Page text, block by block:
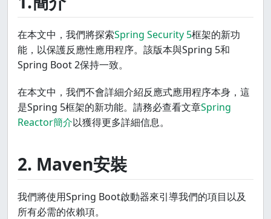
在本文中，我們將探索Spring Security 5框架的新功
能，以保護反應性應用程序。該版本與Spring 5和
Spring Boot 2保持一致。
在本文中，我們不會詳細介紹反應式應用程序本身，這
是Spring 5框架的新功能。請務必查看文章Spring
Reactor簡介以獲得更多詳細信息。
2. Maven安裝
我們將使用Spring Boot啟動器來引導我們的項目以及
所有必需的依賴項。